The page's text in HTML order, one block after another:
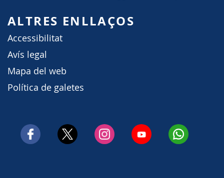
ALTRES ENLLAÇOS
Accessibilitat
Avís legal
Mapa del web
Política de galetes